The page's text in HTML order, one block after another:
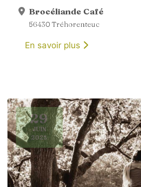
Brocéliande Café
56430 Tréhorenteuc
En savoir plus
29
JUIN
2025